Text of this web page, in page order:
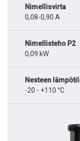
Nimellisvirta
0,08-0,90 A
Nimellisteho P2
0,09 kW
Nesteen
-20 - +110 °C